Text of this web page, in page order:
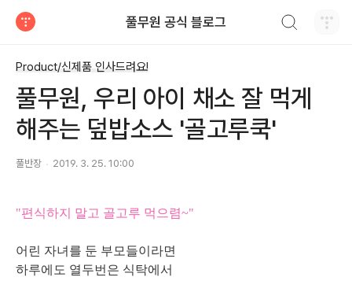
풀무원 공식 블로그
Product/신제품 인사드려요!
풀무원, 우리 아이 채소 잘 먹게
해주는 덮밥소스 '골고루쿡'
풀반장 2019. 3. 25. 10:00
"편식하지 말고 골고루 먹으렴~"
어린 자녀를 둔 부모들이라면
하루에도 열두번은 식탁에서